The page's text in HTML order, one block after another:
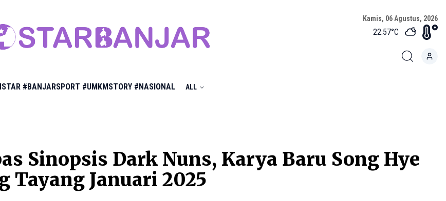
Kamis, 06 Agustus, 2026
22.57°C
#BANJARSPORT #UMKMSTORY #NASIONAL ALL
Sinopsis Dark Nuns, Karya Baru Song Hye
Tayang Januari 2025